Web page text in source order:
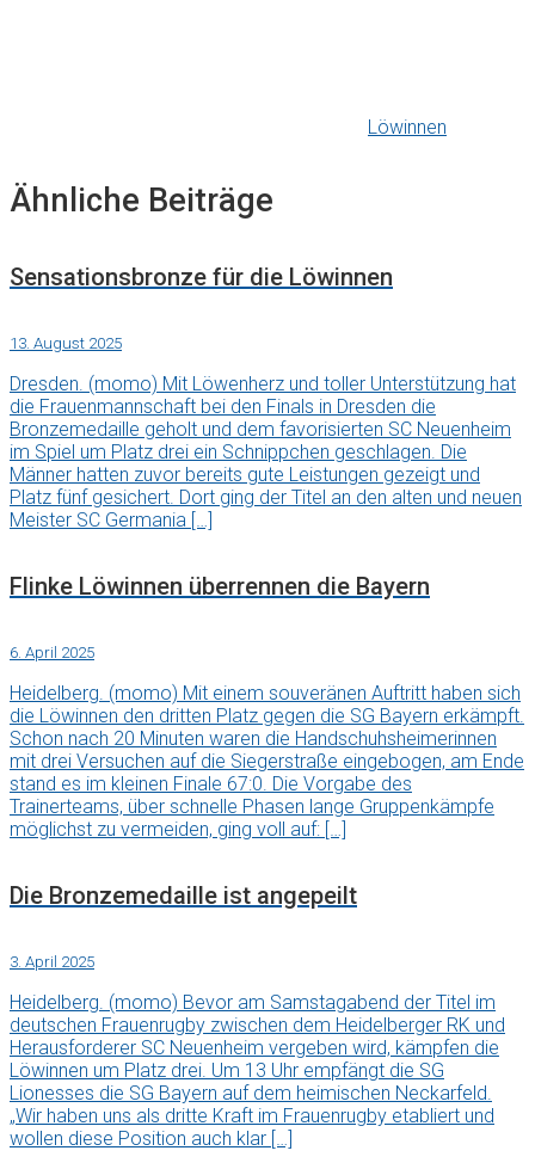
Löwinnen
Ähnliche Beiträge
Sensationsbronze für die Löwinnen
13. August 2025
Dresden. (momo) Mit Löwenherz und toller Unterstützung hat
die Frauenmannschaft bei den Finals in Dresden die
Bronzemedaille geholt und dem favorisierten SC Neuenheim
im Spiel um Platz drei ein Schnippchen geschlagen. Die
Männer hatten zuvor bereits gute Leistungen gezeigt und
Platz fünf gesichert. Dort ging der Titel an den alten und neuen
Meister SC Germania […]
Flinke Löwinnen überrennen die Bayern
6. April 2025
Heidelberg. (momo) Mit einem souveränen Auftritt haben sich
die Löwinnen den dritten Platz gegen die SG Bayern erkämpft.
Schon nach 20 Minuten waren die Handschuhsheimerinnen
mit drei Versuchen auf die Siegerstraße eingebogen, am Ende
stand es im kleinen Finale 67:0. Die Vorgabe des
Trainerteams, über schnelle Phasen lange Gruppenkämpfe
möglichst zu vermeiden, ging voll auf: […]
Die Bronzemedaille ist angepeilt
3. April 2025
Heidelberg. (momo) Bevor am Samstagabend der Titel im
deutschen Frauenrugby zwischen dem Heidelberger RK und
Herausforderer SC Neuenheim vergeben wird, kämpfen die
Löwinnen um Platz drei. Um 13 Uhr empfängt die SG
Lionesses die SG Bayern auf dem heimischen Neckarfeld.
„Wir haben uns als dritte Kraft im Frauenrugby etabliert und
wollen diese Position auch klar […]